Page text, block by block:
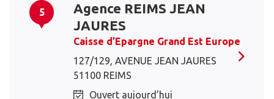
5
Agence REIMS JEAN
JAURES
Caisse d’Epargne Grand Est Europe
127/129, AVENUE JEAN JAURES
51100 REIMS
Ouvert aujourd’hui